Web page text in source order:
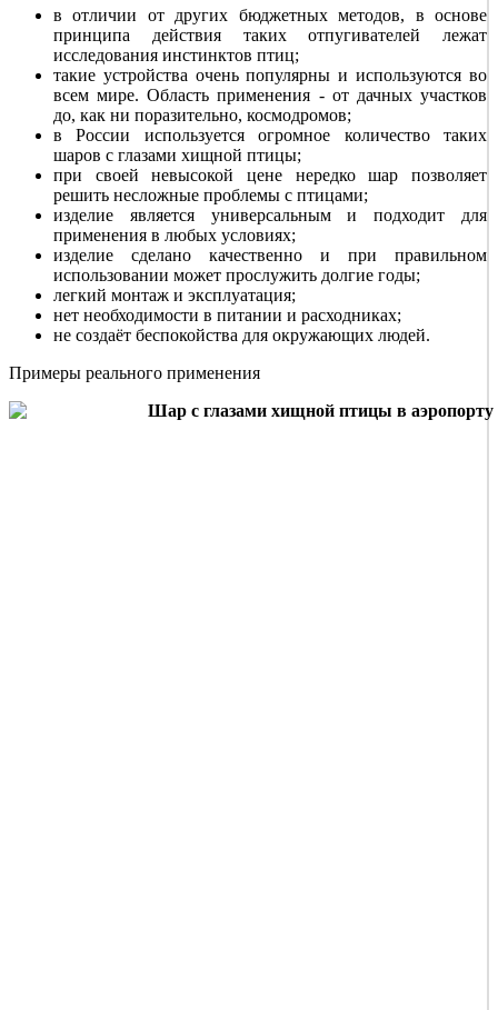
в отличии от других бюджетных методов, в основе
принципа действия таких отпугивателей лежат
исследования инстинктов птиц;
такие устройства очень популярны и используются во
всем мире. Область применения - от дачных участков
до, как ни поразительно, космодромов;
в России используется огромное количество таких
шаров с глазами хищной птицы;
при своей невысокой цене нередко шар позволяет
решить несложные проблемы с птицами;
изделие является универсальным и подходит для
применения в любых условиях;
изделие сделано качественно и при правильном
использовании может прослужить долгие годы;
легкий монтаж и эксплуатация;
нет необходимости в питании и расходниках;
не создаёт беспокойства для окружающих людей.
Примеры реального применения